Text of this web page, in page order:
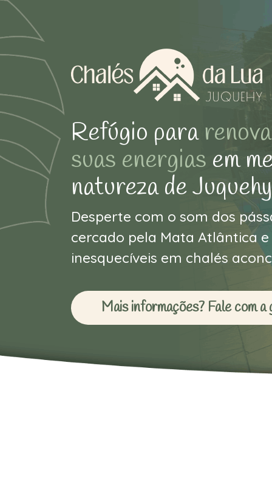
Refúgio para
suas energias em
natureza de
Desperte com o som dos
cercado pela Mata Atlântica
inesquecíveis em chalés
Mais informações? Fale com a